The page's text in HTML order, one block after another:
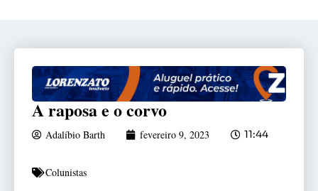
A raposa e o corvo
Adalíbio Barth fevereiro 9, 2023 11:44
Colunistas